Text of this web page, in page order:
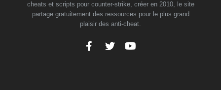
cheats et scripts pour counter-strike, créer en 2010, le site
partage gratuitement des ressources pour le plus grand
plaisir des anti-cheat.